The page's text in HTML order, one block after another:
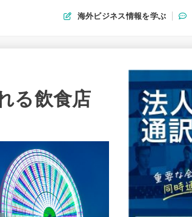
海外ビジネス情報を学ぶ
る飲食店